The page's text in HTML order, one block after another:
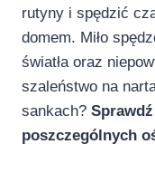
rutyny i spędzić
domem. Miło
światła oraz
szaleństwo na
sankach?
poszczególnych